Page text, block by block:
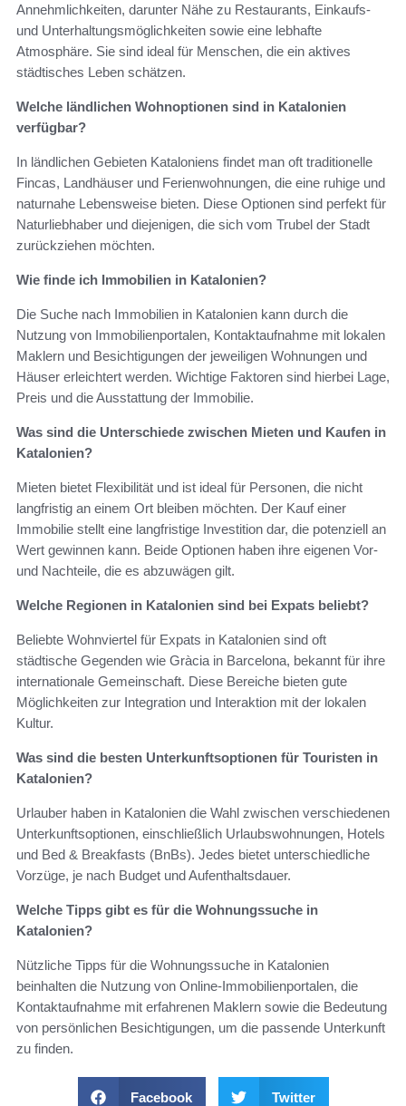
Annehmlichkeiten, darunter Nähe zu Restaurants, Einkaufs-
und Unterhaltungsmöglichkeiten sowie eine lebhafte
Atmosphäre. Sie sind ideal für Menschen, die ein aktives
städtisches Leben schätzen.
Welche ländlichen Wohnoptionen sind in Katalonien
verfügbar?
In ländlichen Gebieten Kataloniens findet man oft traditionelle
Fincas, Landhäuser und Ferienwohnungen, die eine ruhige und
naturnahe Lebensweise bieten. Diese Optionen sind perfekt für
Naturliebhaber und diejenigen, die sich vom Trubel der Stadt
zurückziehen möchten.
Wie finde ich Immobilien in Katalonien?
Die Suche nach Immobilien in Katalonien kann durch die
Nutzung von Immobilienportalen, Kontaktaufnahme mit lokalen
Maklern und Besichtigungen der jeweiligen Wohnungen und
Häuser erleichtert werden. Wichtige Faktoren sind hierbei Lage,
Preis und die Ausstattung der Immobilie.
Was sind die Unterschiede zwischen Mieten und Kaufen in
Katalonien?
Mieten bietet Flexibilität und ist ideal für Personen, die nicht
langfristig an einem Ort bleiben möchten. Der Kauf einer
Immobilie stellt eine langfristige Investition dar, die potenziell an
Wert gewinnen kann. Beide Optionen haben ihre eigenen Vor-
und Nachteile, die es abzuwägen gilt.
Welche Regionen in Katalonien sind bei Expats beliebt?
Beliebte Wohnviertel für Expats in Katalonien sind oft
städtische Gegenden wie Gràcia in Barcelona, bekannt für ihre
internationale Gemeinschaft. Diese Bereiche bieten gute
Möglichkeiten zur Integration und Interaktion mit der lokalen
Kultur.
Was sind die besten Unterkunftsoptionen für Touristen in
Katalonien?
Urlauber haben in Katalonien die Wahl zwischen verschiedenen
Unterkunftsoptionen, einschließlich Urlaubswohnungen, Hotels
und Bed & Breakfasts (BnBs). Jedes bietet unterschiedliche
Vorzüge, je nach Budget und Aufenthaltsdauer.
Welche Tipps gibt es für die Wohnungssuche in
Katalonien?
Nützliche Tipps für die Wohnungssuche in Katalonien
beinhalten die Nutzung von Online-Immobilienportalen, die
Kontaktaufnahme mit erfahrenen Maklern sowie die Bedeutung
von persönlichen Besichtigungen, um die passende Unterkunft
zu finden.
Facebook Twitter